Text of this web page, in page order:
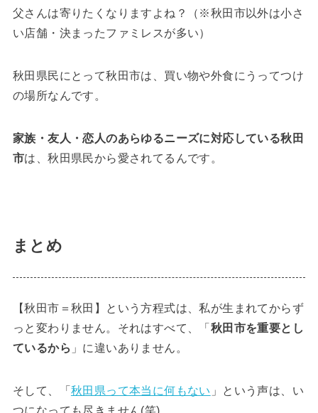
父さんは寄りたくなりますよね？（※秋田市以外は小さ
い店舗・決まったファミレスが多い）
秋田県民にとって秋田市は、買い物や外食にうってつけ
の場所なんです。
家族・友人・恋人のあらゆるニーズに対応している秋田
市は、秋田県民から愛されてるんです。
まとめ
【秋田市＝秋田】という方程式は、私が生まれてからず
っと変わりません。それはすべて、「 秋田市を重要とし
ているから 」に違いありません。
そして、「 秋田県って本当に何もない 」という声は、い